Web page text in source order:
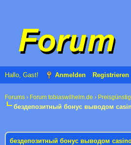
Hallo, Gast! Anmelden Registrieren
Forums › Forum tobiaswilhelm.de ›
бездепозитный бонус выводом
бездепозитный бонус выводом